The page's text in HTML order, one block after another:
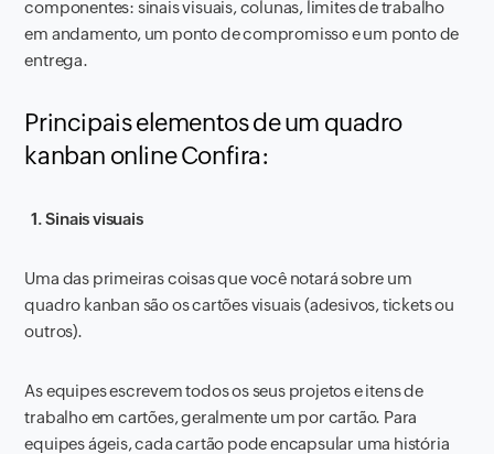
componentes: sinais visuais, colunas, limites de trabalho
em andamento, um ponto de compromisso e um ponto de
entrega.
Principais elementos de um quadro
kanban online Confira:
1. Sinais visuais
Uma das primeiras coisas que você notará sobre um
quadro kanban são os cartões visuais (adesivos, tickets ou
outros).
As equipes escrevem todos os seus projetos e itens de
trabalho em cartões, geralmente um por cartão. Para
equipes ágeis, cada cartão pode encapsular uma história